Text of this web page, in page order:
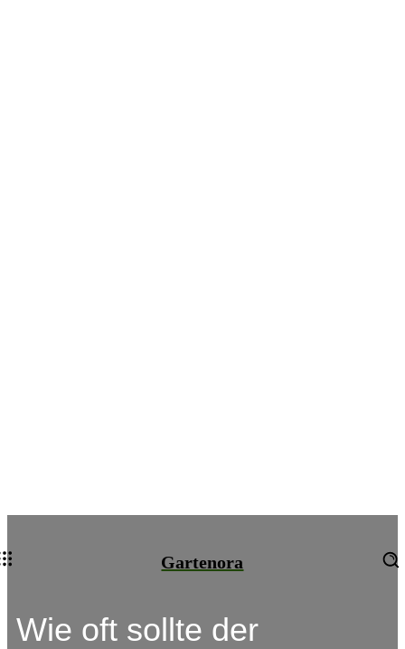
Gartenora
Wie oft sollte der